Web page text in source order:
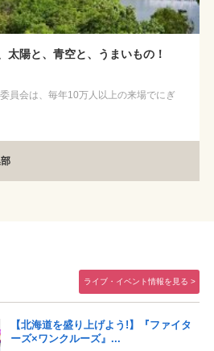
太陽と、青空と、うまいもの！
員会は、毎年10万人以上の来場でにぎ
ライブ・イベント情報を見る >
【北海道を盛り上げよう!】『ファイタ
ーズ×ワンクルーズ』...